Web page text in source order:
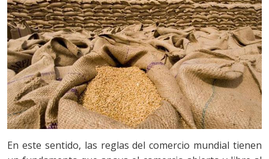
En este sentido, las reglas del comercio mundial tienen